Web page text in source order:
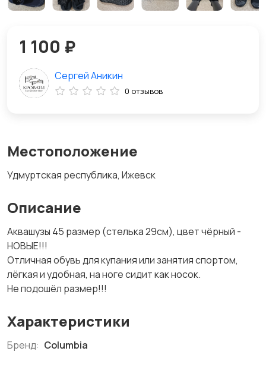
Местоположение
Удмуртская республика, Ижевск
Описание
Аквашузы 45 размер (стелька 29см), цвет чёрный -
НОВЫЕ!!!
Отличная обувь для купания или занятия спортом,
лёгкая и удобная, на ноге сидит как носок.
Не подошёл размер!!!
Характеристики
Бренд: Columbia
1 100 ₽
Сергей Аникин
0 отзывов